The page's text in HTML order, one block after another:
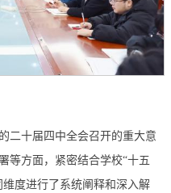
二十届四中全会召开的重大意
等方面，紧密结合学校“十五
度进行了系统阐释和深入解